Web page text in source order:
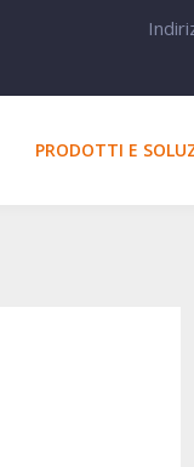
PRODOTTI E